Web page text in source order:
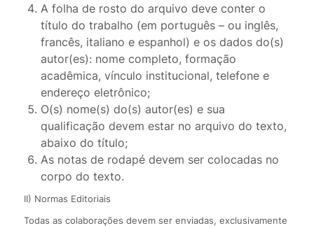
A folha de rosto do arquivo deve conter o
título do trabalho (em português – ou inglês,
francês, italiano e espanhol) e os dados do(s)
autor(es): nome completo, formação
acadêmica, vínculo institucional, telefone e
endereço eletrônico;
O(s) nome(s) do(s) autor(es) e sua
qualificação devem estar no arquivo do texto,
abaixo do título;
As notas de rodapé devem ser colocadas no
corpo do texto.
II) Normas Editoriais
Todas as colaborações devem ser enviadas, exclusivamente